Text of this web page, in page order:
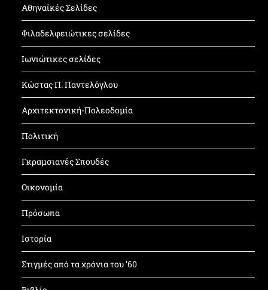
Αθηναϊκές Σελίδες
Φιλαδελφειώτικες σελίδες
Ιωνιώτικες σελίδες
Κώστας Π. Παντελόγλου
Αρχιτεκτονική-Πολεοδομία
Πολιτική
Γκραμσιανές Σπουδές
Οικονομία
Πρόσωπα
Ιστορία
Στιγμές από τα χρόνια του ’60